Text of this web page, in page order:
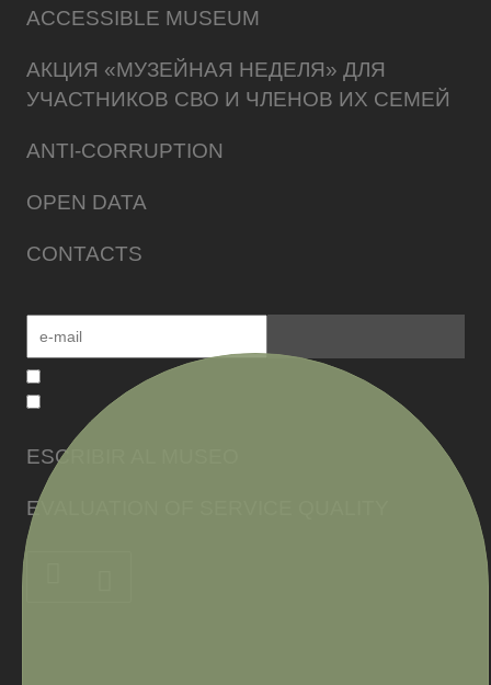
ACCESSIBLE MUSEUM
АКЦИЯ «МУЗЕЙНАЯ НЕДЕЛЯ» ДЛЯ
УЧАСТНИКОВ СВО И ЧЛЕНОВ ИХ СЕМЕЙ
ANTI-CORRUPTION
OPEN DATA
CONTACTS
ESCRIBIR AL MUSEO
EVALUATION OF SERVICE QUALITY